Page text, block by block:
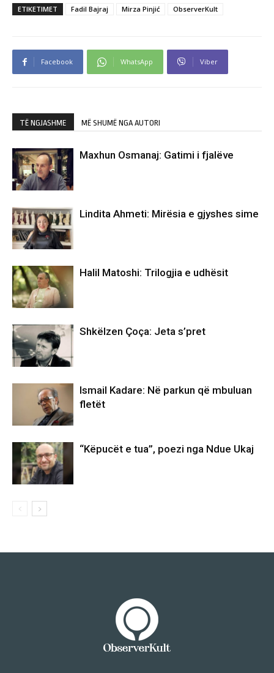
ETIKETIMET Fadil Bajraj Mirza Pinjić ObserverKult
Facebook WhatsApp Viber
TË NGJASHME MË SHUMË NGA AUTORI
Maxhun Osmanaj: Gatimi i fjalëve
Lindita Ahmeti: Mirësia e gjyshes sime
Halil Matoshi: Trilogjia e udhësit
Shkëlzen Çoça: Jeta s’pret
Ismail Kadare: Në parkun që mbuluan
fletët
“Këpucët e tua”, poezi nga Ndue Ukaj